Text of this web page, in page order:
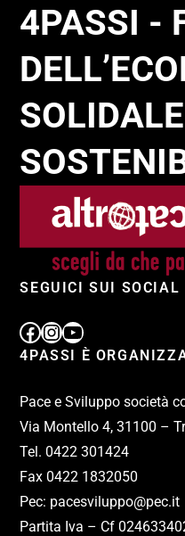
4PASSI -
SEGUICI SUI SOCIAL
4PASSI È
Pace e Sviluppo società
Via Montello 4, 31100 –
Tel. 0422 301424
Fax 0422 1832050
Pec: pacesviluppo@pec.it
Partita Iva – Cf